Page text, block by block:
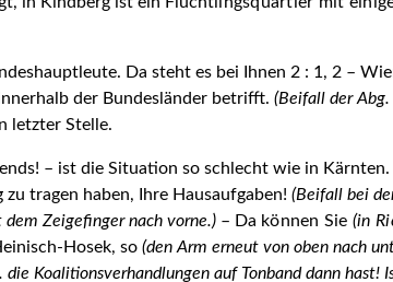
Da steht es bei Ihnen 2 : 1, 2 –
der Bundesländer betrifft. (Beifall der Abg.
letzter Stelle.
– ist die Situation so schlecht wie in Kärnten.
tragen haben, Ihre Hausaufgaben! (Beifall bei
Zeigefinger nach vorne.) – Da können Sie (in
Hosek, so (den Arm erneut von oben nach
die Koalitionsverhandlungen auf Tonband dann hast!